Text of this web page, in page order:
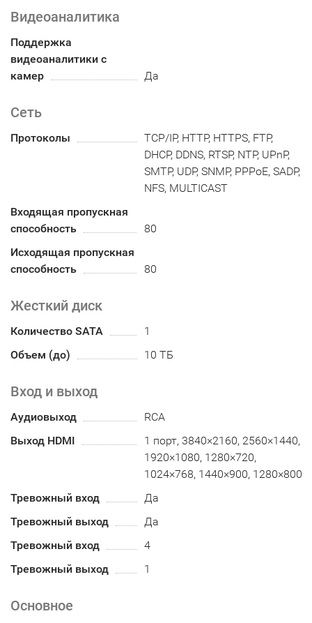
Видеоаналитика
Поддержка
видеоаналитики с
камер
Да
Сеть
Протоколы
TCP/IP, HTTP, HTTPS, FTP,
DHCP, DDNS, RTSP, NTP, UPnP,
SMTP, UDP, SNMP, PPPoE, SADP,
NFS, MULTICAST
Входящая пропускная
способность
80
Исходящая пропускная
способность
80
Жесткий диск
Количество SATA
1
Объем (до)
10 ТБ
Вход и выход
Аудиовыход
RCA
Выход HDMI
1 порт, 3840×2160, 2560×1440,
1920×1080, 1280×720,
1024×768, 1440×900, 1280×800
Тревожный вход
Да
Тревожный выход
Да
Тревожный вход
4
Тревожный выход
1
Основное